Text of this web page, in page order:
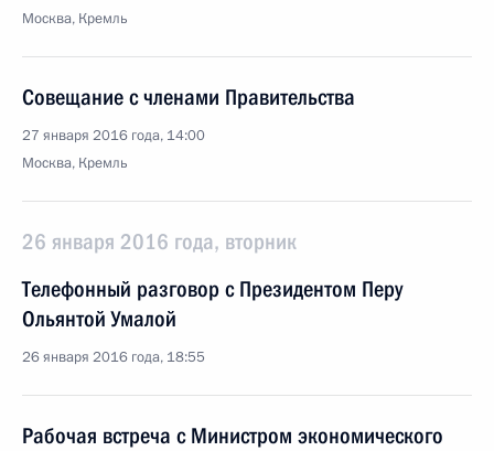
Москва, Кремль
Совещание с членами Правительства
27 января 2016 года, 14:00
Москва, Кремль
26 января 2016 года, вторник
Телефонный разговор с Президентом Перу
Ольянтой Умалой
26 января 2016 года, 18:55
Рабочая встреча с Министром экономического